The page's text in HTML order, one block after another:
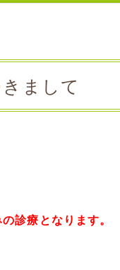
まして
診療となります。